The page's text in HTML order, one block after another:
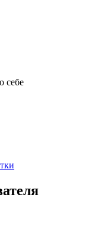
себе